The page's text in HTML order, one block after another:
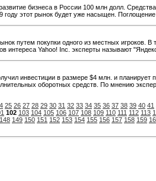
бизнеса в России 100 млн долл.
году этот рынок будет уже насыщен.
путем покупки одного из местных игроков.
интереса Yahoo! Inc. эксперты называют
инвестиции в размере $4 млн. и
оборотных средств. По мнению
25 26 27 28 29 30 31 32 33 34 35 36 37 38 39 40 41
102 103 104 105 106 107 108 109 110 111 112 113
148 149 150 151 152 153 154 155 156 157 158 159